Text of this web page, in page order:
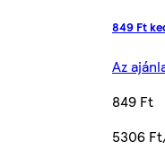
849 Ft
Az
849 Ft
5306